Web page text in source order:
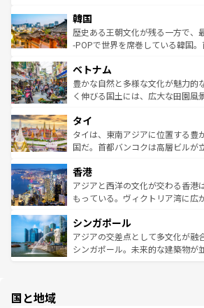
はコンテンツ一覧
いる。アクティビティも充実して
ビング、ハイキングなど、アウト
い。オーストラリアの多彩な魅力
参照してほしい。
ン）、静ひつな山岳地帯である台
と山間の静けさが共存しており、
驚きをもたらしてくれる。また、
容にもいいと評判のスイーツなど
が味わえる。 なお、新着の台湾
照してほしい。
韓国
歴史ある王朝文化が残る一方で、
-POPで世界を席巻している韓国
き、地方に足を延ばせば四季折々
できる。そして、キムチや焼肉、
まで、さまざまな韓国料理が待っ
リティに包まれながら、韓国の多
わってみてほしい。 な
覧を参照してほしい。
ベトナム
豊かな自然と多様な文化が魅力的
く伸びる国土には、広大な田園風
急速な発展と共に伝統が息づく。
ーチミン市のフランス統治時代の
醸し出している。また、バラエテ
とつ。フォーやバインミー、ベト
ひ現地で味わいたい。どの地域を
が旅行者を迎えてくれるので、き
参照してほしい。
タイ
タイは、東南アジアに位置する豊
国だ。首都バンコクは高層ビルが
の活気が交差している。北部では
帯で自然と触れ合い、南部ではプ
いビーチでリゾート気分を楽しむ
激する。気候は一年中温暖で、ど
が待っている。親しみやすいタイ
た文化、そして多様な観光資源が
香港
アジアと西洋の文化が交わる香港
もっている。ヴィクトリア湾に広
み、どこを訪れても感動するはず
ており、効率よく見どころを回れ
うな絶景から文化的な体験まで、
シンガポール
アジアの交差点として多文化が融
シンガポール。未来的な建築物が
国と地域